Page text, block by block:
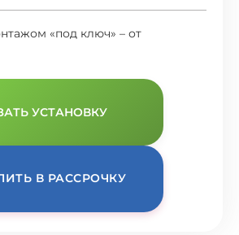
«под ключ» – от
УСТАНОВКУ
В РАССРОЧКУ